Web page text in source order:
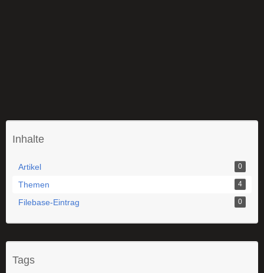
Inhalte
Artikel 0
Themen 4
Filebase-Eintrag 0
Tags